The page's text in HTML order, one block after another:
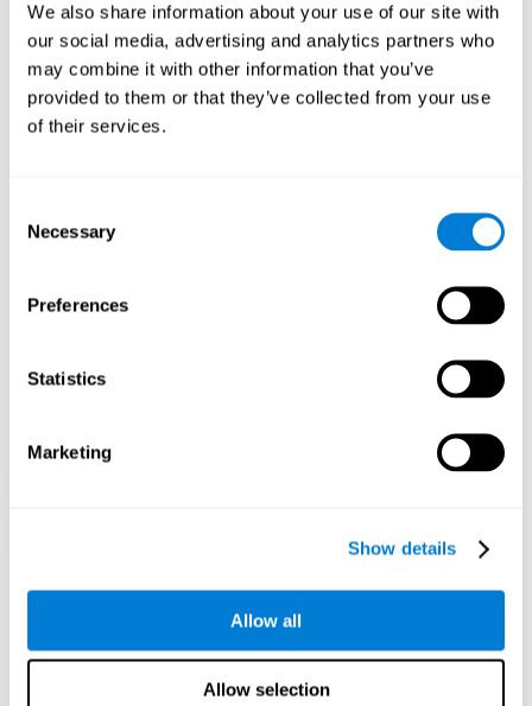
We also share information about your use of our site with
our social media, advertising and analytics partners who
may combine it with other information that you’ve
provided to them or that they’ve collected from your use
of their services.
Selection
Necessary
Preferences
Statistics
Marketing
Show details
Allow all
Allow selection
Le fait de jouer et de s'entraîner de manière répétée à des jeux
comme Paires musicales de CogniFit stimule un modèle
d'activation neuronale spécifique qui aide les circuits neuronaux à
se réorganiser et à récupérer les fonctions cognitives affaiblies ou
endommagées.
musicales cherche à stimuler les compétences liées à la
reconnaissance phonologique et à la mémoire phonologique à
1ère SEMAINE 3ème SEMAINE
Projection graphique indicative des réseaux neuronaux après 3
Que se passe-t-il si je n'entraîne pas
mes capacités cognitives ?